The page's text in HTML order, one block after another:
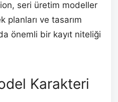
seri üretim modeller
planları ve tasarım
önemli bir kayıt niteliği
Karakteri